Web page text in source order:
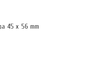
45 х 56 mm